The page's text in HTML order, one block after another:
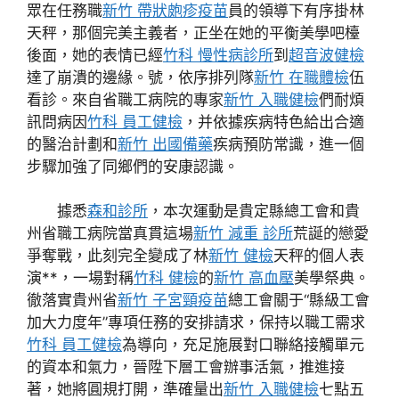
眾在任務職新竹 帶狀皰疹疫苗員的領導下有序掛林
天秤，那個完美主義者，正坐在她的平衡美學吧檯
後面，她的表情已經竹科 慢性病診所到 超音波健檢
達了崩潰的邊緣。號，依序排列隊新竹 在職體檢伍
看診。來自省職工病院的專家新竹 入職健檢們耐煩
訊問病因竹科 員工健檢 ，并依據疾病特色給出合適
的醫治計劃和新竹 出國備藥疾病預防常識，進一個
步驟加強了同鄉們的安康認識。
據悉森和診所 ，本次運動是貴定縣總工會和貴
州省職工病院當真貫這場新竹 減重 診所荒誕的戀愛
爭奪戰，此刻完全變成了林新竹 健檢天秤的個人表
演**，一場對稱竹科 健檢的新竹 高血壓美學祭典。
徹落實貴州省新竹 子宮頸疫苗總工會關于“縣級工會
加大力度年”專項任務的安排請求，保持以職工需求
竹科 員工健檢為導向，充足施展對口聯絡接觸單元
的資本和氣力，晉陞下層工會辦事活氣，推進接
著，她將圓規打開，準確量出新竹 入職健檢七點五